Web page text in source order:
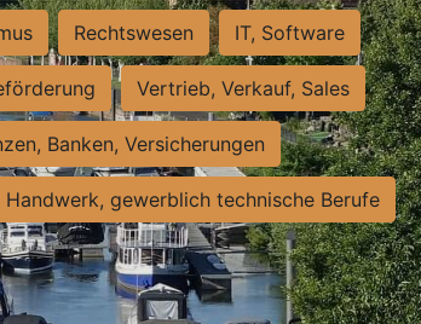
Rechtswesen IT, Software
Vertrieb, Verkauf, Sales
Banken, Versicherungen
Handwerk, gewerblich technische Berufe